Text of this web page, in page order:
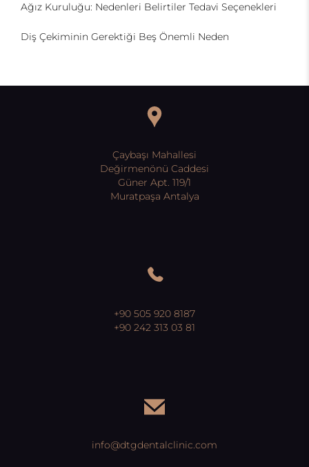
Ağız Kuruluğu: Nedenleri Belirtiler Tedavi Seçenekleri
Diş Çekiminin Gerektiği Beş Önemli Neden
Çaybaşı Mahallesi
Değirmenönü Caddesi
Güner Apt. 119/1
Muratpaşa Antalya
+90 505 920 8187
+90 242 313 03 81
info@dtgdentalclinic.com